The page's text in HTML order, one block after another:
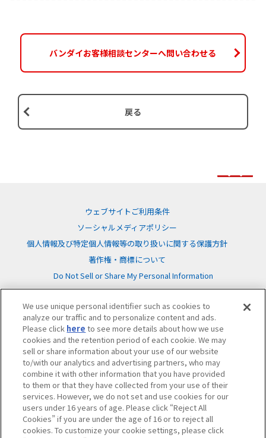
バンダイお客様相談センターへ問い合わせる
戻る
ウェブサイトご利用条件
ソーシャルメディアポリシー
個人情報及び特定個人情報等の取り扱いに関する保護方針
著作権・商標について
Do Not Sell or Share My Personal Information
©BANDAI
We use unique personal identifier such as cookies to
analyze our traffic and to personalize content and ads.
Please click here to see more details about how we use
cookies and the retention period of each cookie. We may
sell or share information about your use of our website
to/with our analytics and advertising partners, who may
combine it with other information that you have provided
to them or that they have collected from your use of their
services. However, we do not set and use cookies for our
users under 16 years of age. Please click “Reject All
Cookies” if you are under the age of 16 or to reject all
cookies. To customize your cookie settings, please click